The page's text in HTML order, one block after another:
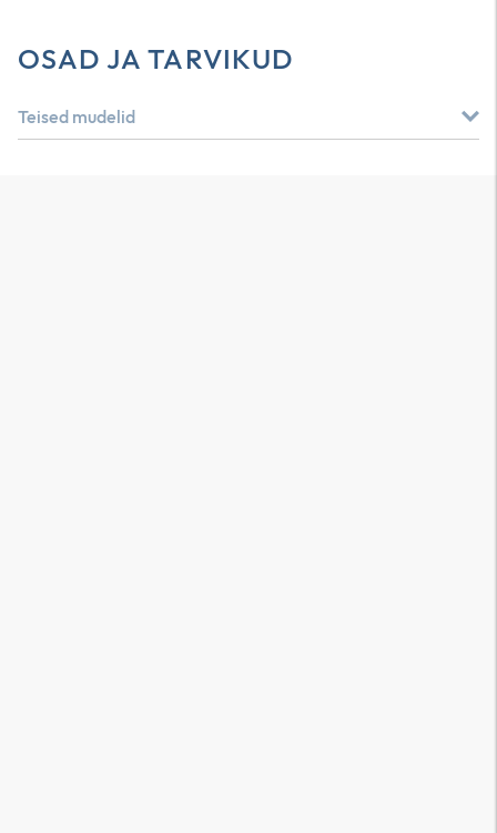
OSAD JA TARVIKUD
Teised mudelid